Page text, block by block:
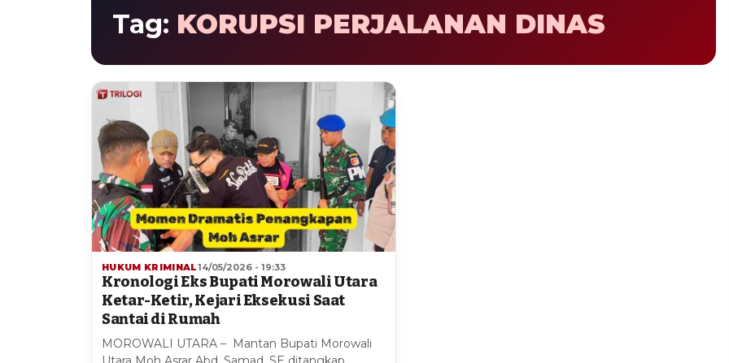
Tag: KORUPSI PERJALANAN DINAS
HUKUM KRIMINAL14/05/2026 - 19:33
Kronologi Eks Bupati Morowali Utara
Ketar-Ketir, Kejari Eksekusi Saat
Santai di Rumah
MOROWALI UTARA – Mantan Bupati Morowali